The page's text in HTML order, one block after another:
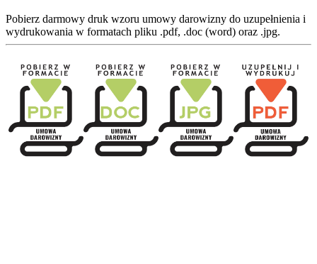
Pobierz darmowy druk wzoru umowy darowizny do uzupełnienia i
wydrukowania w formatach pliku .pdf, .doc (word) oraz .jpg.